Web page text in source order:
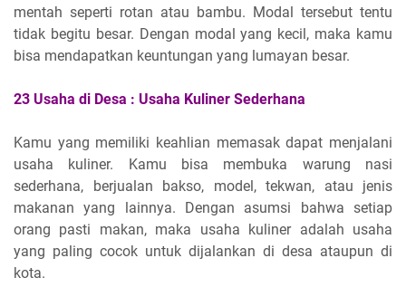
mentah seperti rotan atau bambu. Modal tersebut tentu
tidak begitu besar. Dengan modal yang kecil, maka kamu
bisa mendapatkan keuntungan yang lumayan besar.
23 Usaha di Desa : Usaha Kuliner Sederhana
Kamu yang memiliki keahlian memasak dapat menjalani
usaha kuliner. Kamu bisa membuka warung nasi
sederhana, berjualan bakso, model, tekwan, atau jenis
makanan yang lainnya. Dengan asumsi bahwa setiap
orang pasti makan, maka usaha kuliner adalah usaha
yang paling cocok untuk dijalankan di desa ataupun di
kota.